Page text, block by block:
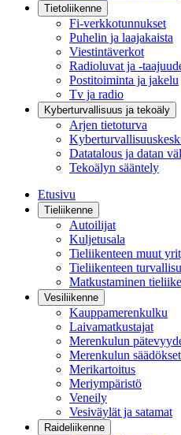
Tietoliikenne
Fi-verkkotunnukset
Puhelin ja laajakaista
Viestintäverkot
Radioluvat ja -
Postitoiminta ja jakelu
Tv ja radio
Kyberturvallisuus ja tekoäly
Arjen tietoturva
Datatalous ja datan
Tekoälyn sääntely
Etusivu
Tieliikenne
Autoilijat
Kuljetusala
Tieliikenteen muut
Tieliikenteen
Matkustaminen
Vesiliikenne
Kauppamerenkulku
Laivamatkustajat
Merenkulun
Merenkulun
Merikartoitus
Meriympäristö
Veneily
Vesiväylät ja satamat
Raideliikenne